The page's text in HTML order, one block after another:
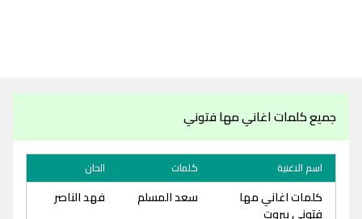
جميع كلمات اغاني مها فتوني
اسم الاغنية كلمات الحان
كلمات اغاني مها
فتوني بيروت
سعد المسلم فهد الناصر